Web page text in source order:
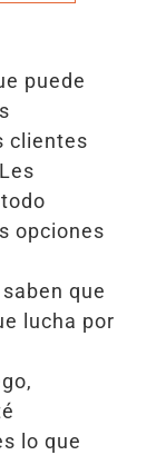
puede
clientes
opciones
que
lucha por
lo que